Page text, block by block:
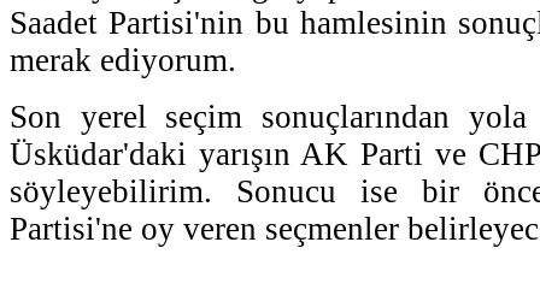
Saadet Partisi'nin bu hamlesinin
merak ediyorum.
Son yerel seçim sonuçlarından
Üsküdar'daki yarışın AK Parti ve
söyleyebilirim. Sonucu ise bir
Partisi'ne oy veren seçmenler